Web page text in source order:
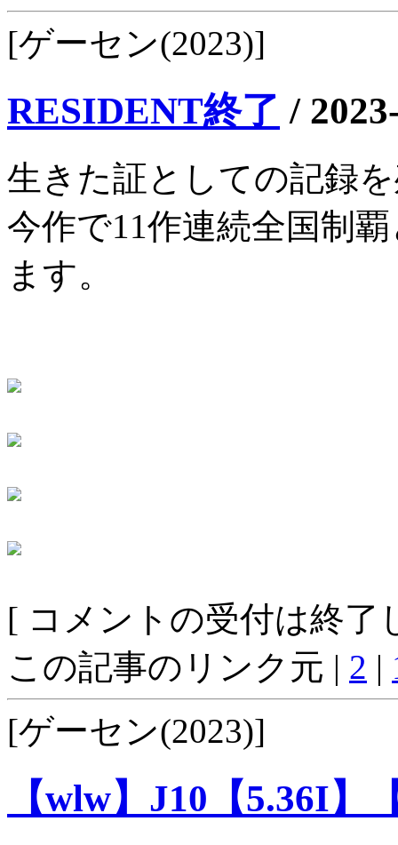
[ゲーセン(2023)]
RESIDENT終了 /
生きた証としての記録
今作で11作連続全国制
ます。
[ コメントの受付は終了
この記事のリンク元 | 2 |
[ゲーセン(2023)]
【wlw】J10【5.36I】